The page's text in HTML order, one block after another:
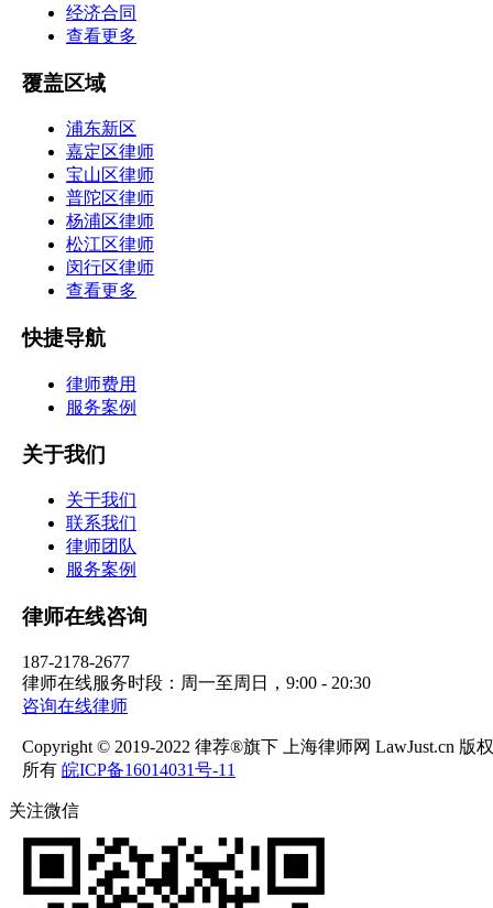
经济合同
查看更多
覆盖区域
浦东新区
嘉定区律师
宝山区律师
普陀区律师
杨浦区律师
松江区律师
闵行区律师
查看更多
快捷导航
律师费用
服务案例
关于我们
关于我们
联系我们
律师团队
服务案例
律师在线咨询
187-2178-2677
律师在线服务时段：周一至周日，9:00 - 20:30
咨询在线律师
Copyright © 2019-2022 律荐®旗下 上海律师网 LawJust.cn 版权
所有 皖ICP备16014031号-11
关注微信